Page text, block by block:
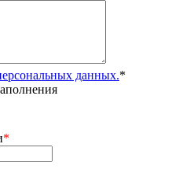
данных.*
*